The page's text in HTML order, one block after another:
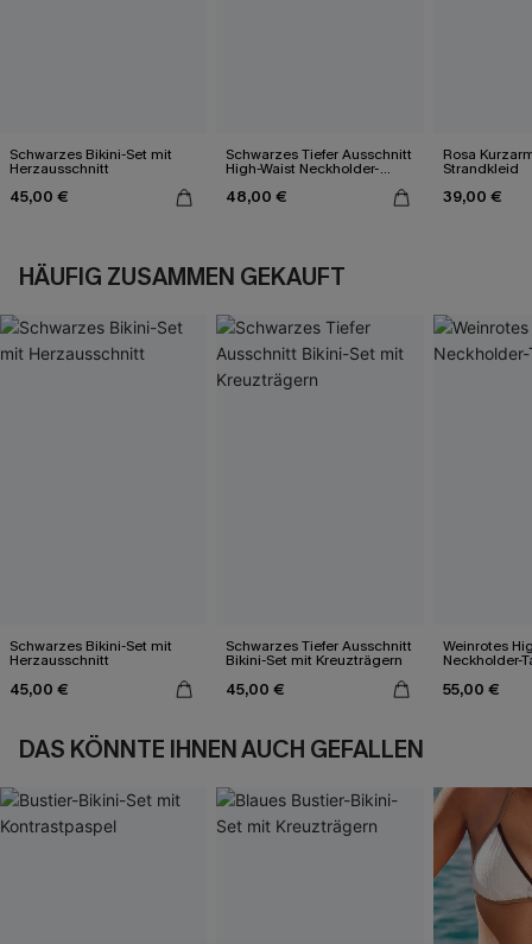
Schwarzes Bikini-Set mit
Herzausschnitt
45,00 €
Schwarzes Tiefer Ausschnitt
High-Waist Neckholder-
Bikini-Set
48,00 €
Rosa
Strandkleid
39,00 €
HÄUFIG ZUSAMMEN GEKAUFT
Schwarzes Bikini-Set mit
Herzausschnitt
45,00 €
Schwarzes Tiefer Ausschnitt
Bikini-Set mit Kreuzträgern
45,00 €
Weinrotes
Neckholder-
55,00 €
DAS KÖNNTE IHNEN AUCH GEFALLEN